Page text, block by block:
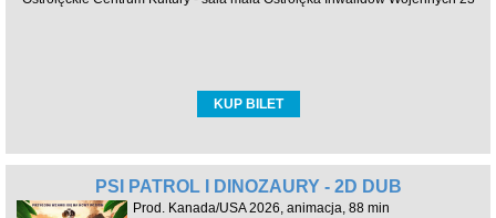
KUP BILET
PSI PATROL I DINOZAURY - 2D DUB
Prod. Kanada/USA 2026, animacja, 88 min